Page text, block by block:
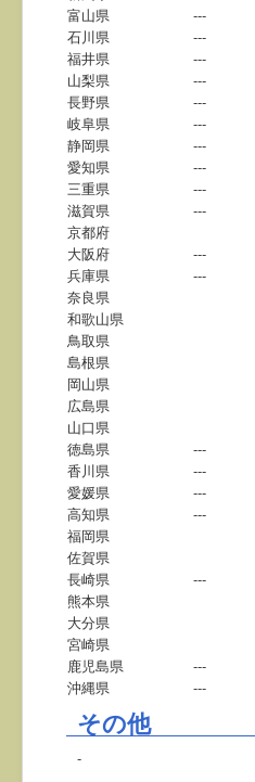
富山県
---
石川県
---
福井県
---
山梨県
---
長野県
---
岐阜県
---
静岡県
---
愛知県
---
三重県
---
滋賀県
---
京都府
大阪府
---
兵庫県
---
奈良県
和歌山県
鳥取県
島根県
岡山県
広島県
山口県
徳島県
---
香川県
---
愛媛県
---
高知県
---
福岡県
佐賀県
長崎県
---
熊本県
大分県
宮崎県
鹿児島県
---
沖縄県
---
その他
-